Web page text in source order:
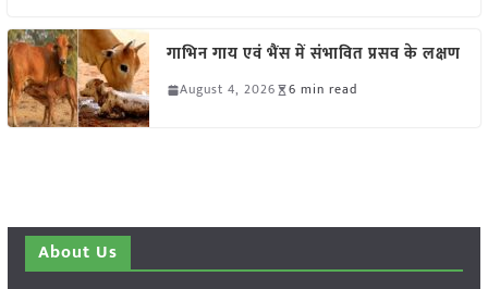
गाभिन गाय एवं भैंस में संभावित प्रसव के लक्षण
August 4, 2026 6 min read
About Us